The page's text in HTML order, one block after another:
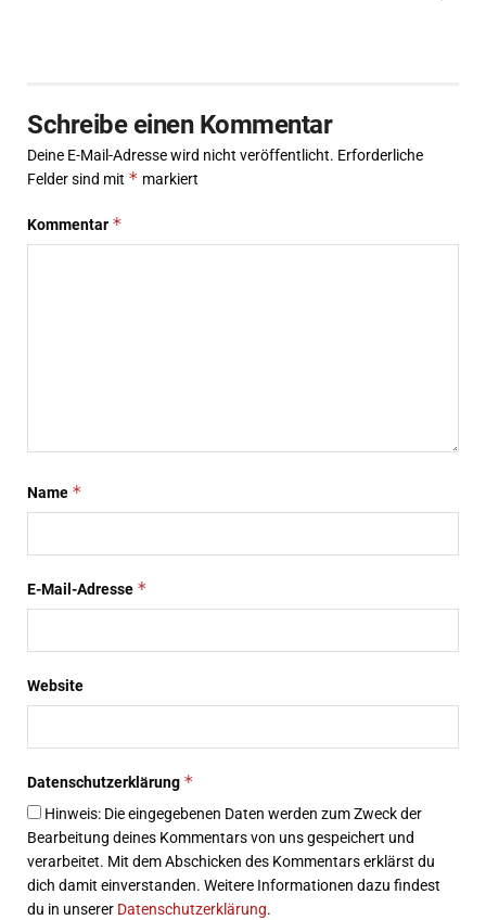
Schreibe einen Kommentar
Deine E-Mail-Adresse wird nicht veröffentlicht. Erforderliche
Felder sind mit * markiert
Kommentar *
Name *
E-Mail-Adresse *
Website
Datenschutzerklärung *
Hinweis: Die eingegebenen Daten werden zum Zweck der
Bearbeitung deines Kommentars von uns gespeichert und
verarbeitet. Mit dem Abschicken des Kommentars erklärst du
dich damit einverstanden. Weitere Informationen dazu findest
du in unserer Datenschutzerklärung.